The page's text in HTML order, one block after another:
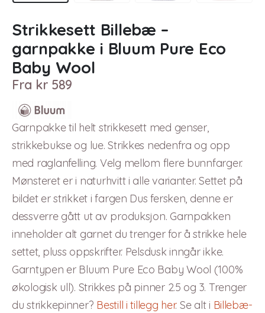
Strikkesett Billebæ –
garnpakke i Bluum Pure Eco
Baby Wool
Fra kr 589
Garnpakke til helt strikkesett med genser,
strikkebukse og lue. Strikkes nedenfra og opp
med raglanfelling. Velg mellom flere bunnfarger.
Mønsteret er i naturhvitt i alle varianter. Settet på
bildet er strikket i fargen Dus fersken, denne er
dessverre gått ut av produksjon. Garnpakken
inneholder alt garnet du trenger for å strikke hele
settet, pluss oppskrifter. Pelsdusk inngår ikke.
Garntypen er Bluum Pure Eco Baby Wool (100%
økologisk ull). Strikkes på pinner 2.5 og 3. Trenger
du strikkepinner? Bestill i tillegg her. Se alt i Billebæ-